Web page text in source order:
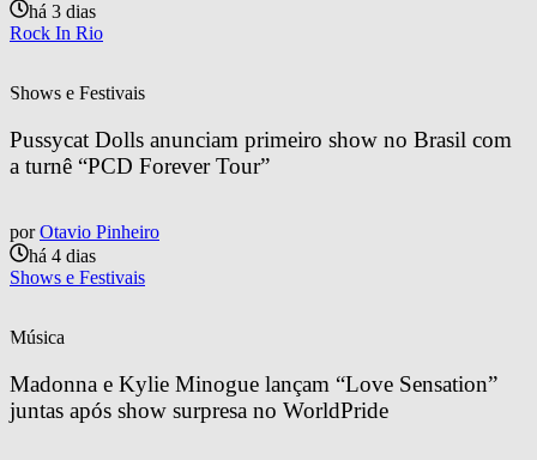
há 3 dias
Rock In Rio
Shows e Festivais
Pussycat Dolls anunciam primeiro show no Brasil com
a turnê “PCD Forever Tour”
por Otavio Pinheiro
há 4 dias
Shows e Festivais
Música
Madonna e Kylie Minogue lançam “Love Sensation”
juntas após show surpresa no WorldPride